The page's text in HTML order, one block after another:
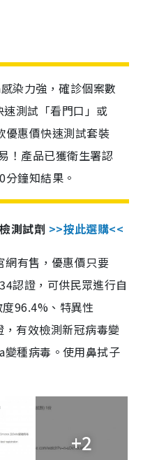
染力強，確診個案數
測試「看門口」或
優惠價快速測試套裝
！產品已獲衛生署認
鐘知結果。
測試劑 >>按此選購<<
有售，優惠價只要
認證，可供民眾進行自
96.4%、特異性
有效檢測新冠病毒變
種病毒。使用鼻拭子
+2